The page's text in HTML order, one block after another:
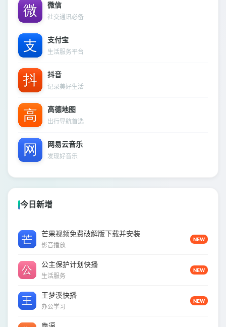
微信
社交通讯必备
支付宝
生活服务平台
抖音
记录美好生活
高德地图
出行导航首选
网易云音乐
发现好音乐
今日新增
芒果视频免费破解版下载并安装
影音播放
NEW
公主保护计划快播
生活服务
NEW
王梦溪快播
办公学习
NEW